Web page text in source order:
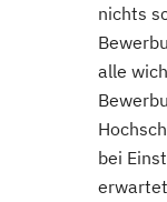
nichts
alle
bei